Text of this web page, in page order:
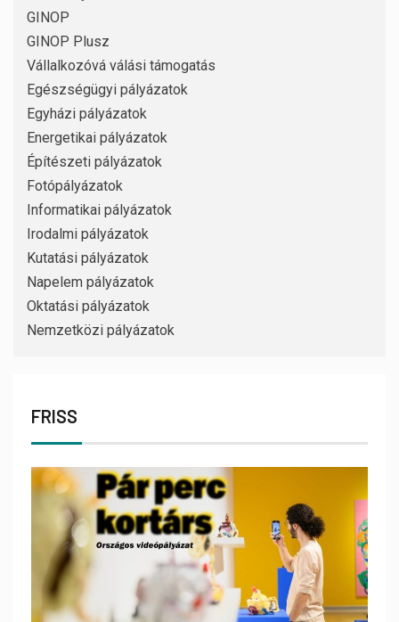
GINOP
GINOP Plusz
Vállalkozóvá válási támogatás
Egészségügyi pályázatok
Egyházi pályázatok
Energetikai pályázatok
Építészeti pályázatok
Fotópályázatok
Informatikai pályázatok
Irodalmi pályázatok
Kutatási pályázatok
Napelem pályázatok
Oktatási pályázatok
Nemzetközi pályázatok
FRISS